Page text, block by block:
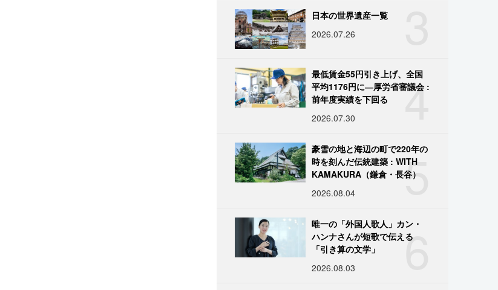
日本の世界遺産一覧
2026.07.26
4
最低賃金55円引き上げ、全国
平均1176円に―厚労省審議会 :
前年度実績を下回る
2026.07.30
5
豪雪の地と海辺の町で220年の
時を刻んだ伝統建築 : WITH
KAMAKURA（鎌倉・長谷）
2026.08.04
6
唯一の「外国人歌人」カン・
ハンナさんが短歌で伝える
「引き算の文学」
2026.08.03